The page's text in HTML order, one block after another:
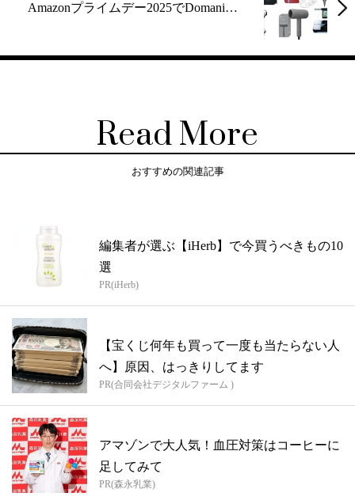
Amazonプライムデー2025でDomani…
Read More
おすすめの関連記事
編集者が選ぶ【iHerb】で今買うべきもの10
選
PR(iHerb)
【宝くじ何年も買って一度も当たらない人
へ】原因、はっきりしてます
PR(合同会社デジタルファーム )
アマゾンで大人気！血圧対策はコーヒーに
足してみて
PR(森永乳業)